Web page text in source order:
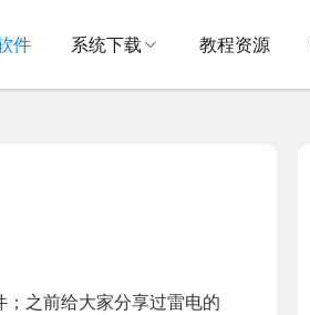
件 系统下载 教程资源
之前给大家分享过雷电的